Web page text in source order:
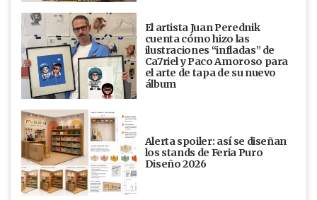
El artista Juan Perednik
cuenta cómo hizo las
ilustraciones “infladas” de
Ca7riel y Paco Amoroso para
el arte de tapa de su nuevo
álbum
Alerta spoiler: así se diseñan
los stands de Feria Puro
Diseño 2026